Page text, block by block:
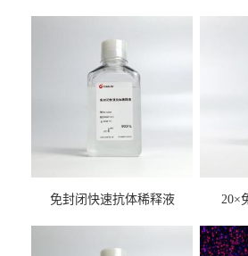
免封闭快速抗体稀释液 20×